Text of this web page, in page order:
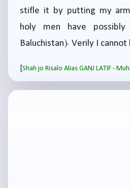
stifle it by putting my
holy men have
Baluchistan). Verily I
[Shah jo Risalo Alias GANJ LATIF -